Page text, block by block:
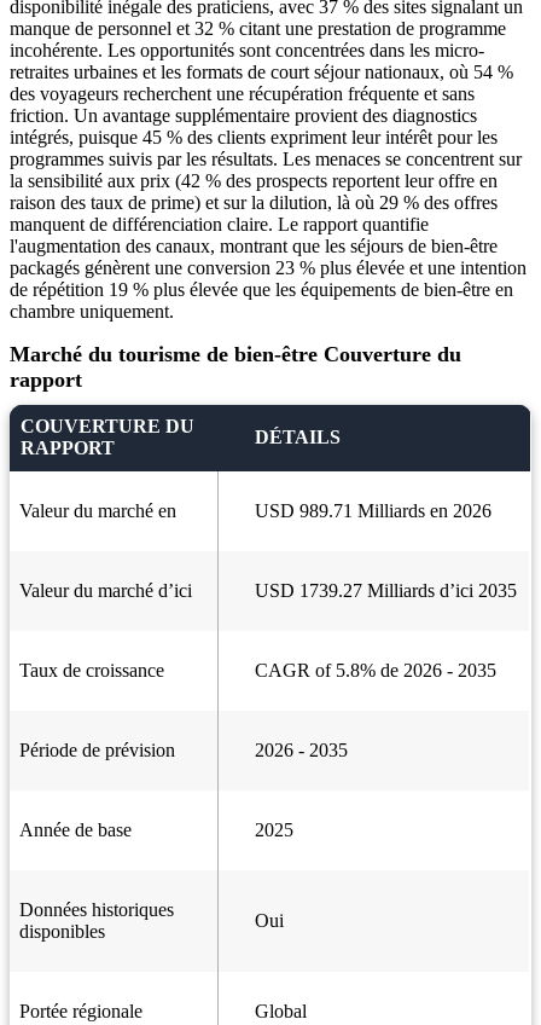
disponibilité inégale des praticiens, avec 37 % des sites signalant un
manque de personnel et 32 ​​% citant une prestation de programme
incohérente. Les opportunités sont concentrées dans les micro-
retraites urbaines et les formats de court séjour nationaux, où 54 %
des voyageurs recherchent une récupération fréquente et sans
friction. Un avantage supplémentaire provient des diagnostics
intégrés, puisque 45 % des clients expriment leur intérêt pour les
programmes suivis par les résultats. Les menaces se concentrent sur
la sensibilité aux prix (42 % des prospects reportent leur offre en
raison des taux de prime) et sur la dilution, là où 29 % des offres
manquent de différenciation claire. Le rapport quantifie
l'augmentation des canaux, montrant que les séjours de bien-être
packagés génèrent une conversion 23 % plus élevée et une intention
de répétition 19 % plus élevée que les équipements de bien-être en
chambre uniquement.
Marché du tourisme de bien-être Couverture du
rapport
COUVERTURE DU
RAPPORT
DÉTAILS
Valeur du marché en USD 989.71 Milliards en 2026
Valeur du marché d’ici USD 1739.27 Milliards d’ici 2035
Taux de croissance CAGR of 5.8% de 2026 - 2035
Période de prévision 2026 - 2035
Année de base 2025
Données historiques
disponibles
Oui
Portée régionale Global